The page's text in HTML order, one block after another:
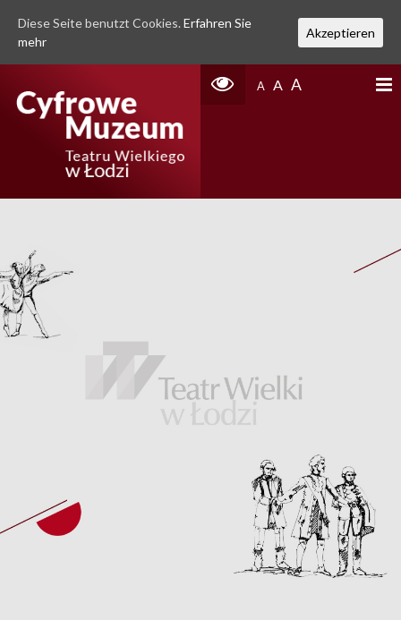
A A A
Diese Seite benutzt Cookies. Erfahren Sie
mehr
Akzeptieren